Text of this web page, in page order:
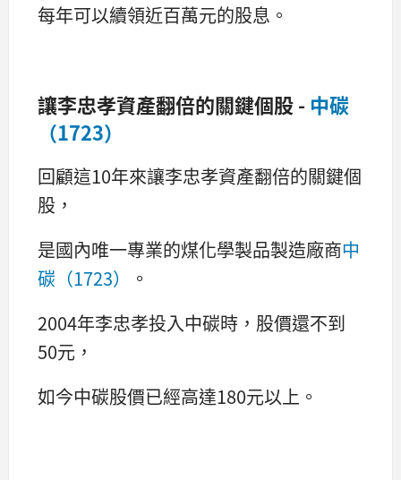
每年可以續領近百萬元的股息。
讓李忠孝資產翻倍的關鍵個股 - 中碳
（1723）
回顧這10年來讓李忠孝資產翻倍的關鍵個
股，
是國內唯一專業的煤化學製品製造廠商中
碳（1723）
。
2004年李忠孝投入中碳時，股價還不到
50元，
如今中碳股價已經高達180元以上。